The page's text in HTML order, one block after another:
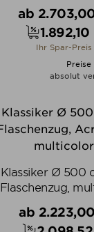
ab
Preis
1.892,10
Ihr Spar-Preis
Preise
absolut
Klassiker Ø 500
Flaschenzug,
ab